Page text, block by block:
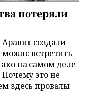
потеряли
создали
встретить
на самом деле
это не
здесь провалы